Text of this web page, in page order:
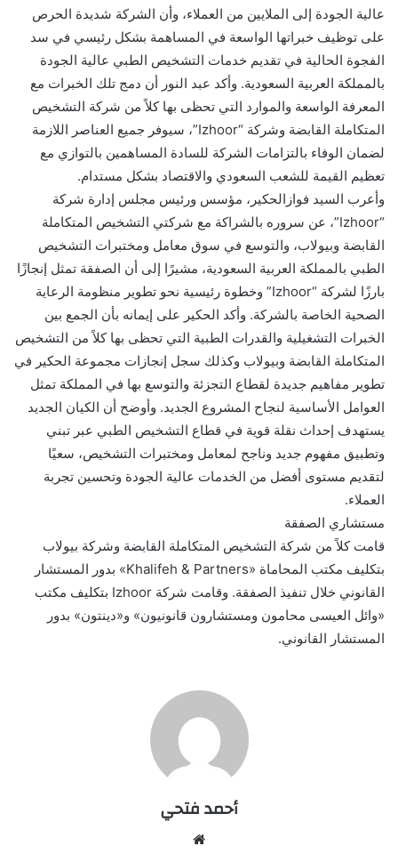
عالية الجودة إلى الملايين من العملاء، وأن الشركة شديدة الحرص
على توظيف خبراتها الواسعة في المساهمة بشكل رئيسي في سد
الفجوة الحالية في تقديم خدمات التشخيص الطبي عالية الجودة
بالمملكة العربية السعودية. وأكد عبد النور أن دمج تلك الخبرات مع
المعرفة الواسعة والموارد التي تحظى بها كلاً من شركة التشخيص
المتكاملة القابضة وشركة “Izhoor”، سيوفر جميع العناصر اللازمة
لضمان الوفاء بالتزامات الشركة للسادة المساهمين بالتوازي مع
تعظيم القيمة للشعب السعودي والاقتصاد بشكل مستدام.
وأعرب السيد فوازالحكير، مؤسس ورئيس مجلس إدارة شركة
“Izhoor”، عن سروره بالشراكة مع شركتي التشخيص المتكاملة
القابضة وبيولاب، والتوسع في سوق معامل ومختبرات التشخيص
الطبي بالمملكة العربية السعودية، مشيرًا إلى أن الصفقة تمثل إنجازًا
بارزًا لشركة “Izhoor” وخطوة رئيسية نحو تطوير منظومة الرعاية
الصحية الخاصة بالشركة. وأكد الحكير على إيمانه بأن الجمع بين
الخبرات التشغيلية والقدرات الطبية التي تحظى بها كلاً من التشخيص
المتكاملة القابضة وبيولاب وكذلك سجل إنجازات مجموعة الحكير في
تطوير مفاهيم جديدة لقطاع التجزئة والتوسع بها في المملكة تمثل
العوامل الأساسية لنجاح المشروع الجديد. وأوضح أن الكيان الجديد
يستهدف إحداث نقلة قوية في قطاع التشخيص الطبي عبر تبني
وتطبيق مفهوم جديد وناجح لمعامل ومختبرات التشخيص، سعيًا
لتقديم مستوى أفضل من الخدمات عالية الجودة وتحسين تجربة
العملاء.
مستشاري الصفقة
قامت كلاً من شركة التشخيص المتكاملة القابضة وشركة بيولاب
بتكليف مكتب المحاماة «Khalifeh & Partners» بدور المستشار
القانوني خلال تنفيذ الصفقة. وقامت شركة Izhoor بتكليف مكتب
«وائل العيسى محامون ومستشارون قانونيون» و«دينتون» بدور
المستشار القانوني.
أحمد فتحي